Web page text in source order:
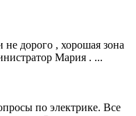
дорого , хорошая зона
Мария . ...
по электрике. Все